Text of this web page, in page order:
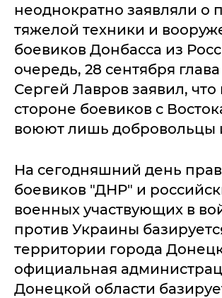
неоднократно заявляли о
тяжелой техники и
боевиков Донбасса из
очередь, 28 сентября
Сергей Лавров заявил, что
стороне боевиков с
воюют лишь добровольцы
На сегодняшний день
боевиков "ДНР" и
военных участвующих в
против Украины
территории города
официальная
Донецкой области